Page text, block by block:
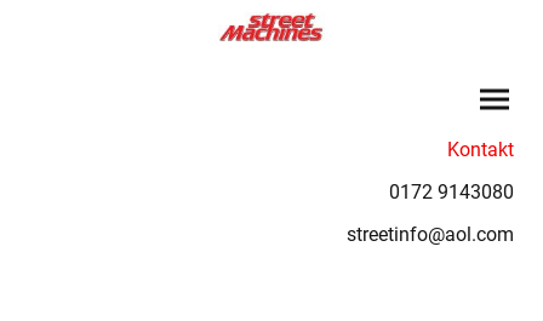
Kontakt
0172 9143080
streetinfo@aol.com